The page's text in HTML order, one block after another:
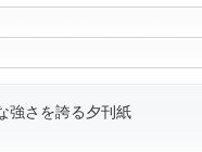
強さを誇る夕刊紙